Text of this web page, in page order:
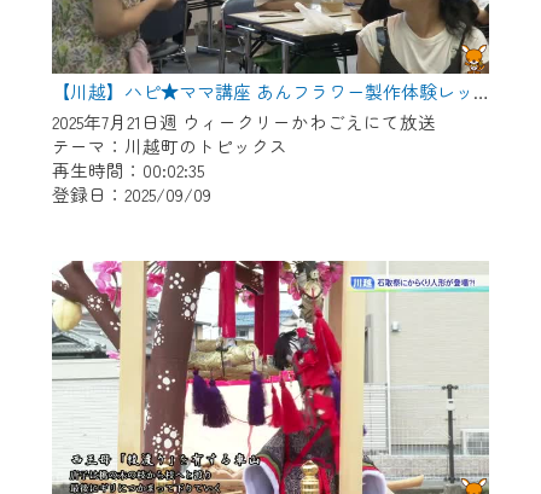
【川越】ハピ★ママ講座 あんフラワー製作体験レッスン
2025年7月21日週 ウィークリーかわごえにて放送
テーマ：川越町のトピックス
再生時間：00:02:35
登録日：2025/09/09
ご視聴いただけます。
＜メンテナンス情報＞
CCNetWebTVのリニューアルにともないメ
ンテナンス作業を予定しています。
作業の間は、CCNetWebTVの画面が「メン
テナンス中」になり、ご利用いただけませ
ん。
ご不便をおかけいたしますが、ご了承の程
よろしくお願いいたします。